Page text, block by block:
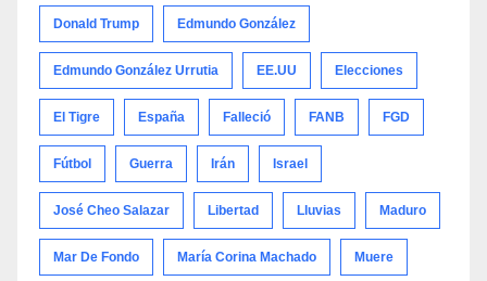
Donald Trump Edmundo González
Edmundo González Urrutia EE.UU Elecciones
El Tigre España Falleció FANB FGD
Fútbol Guerra Irán Israel
José Cheo Salazar Libertad Lluvias Maduro
Mar De Fondo María Corina Machado Muere